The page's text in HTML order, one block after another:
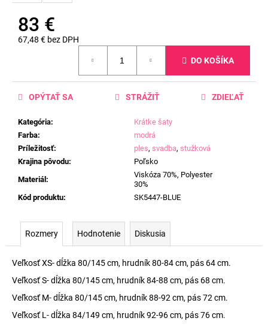
83 €
67,48 € bez DPH
DO KOŠÍKA
Kategória:
Krátke šaty
Farba:
modrá
Príležitosť: ples, svadba, stužková
Krajina pôvodu:
Poľsko
Materiál :
Viskóza 70%, Polyester
30%
Kód produktu: SK5447-BLUE
OPÝTAŤ SA STRÁŽIŤ ZDIEĽAŤ
Rozmery Hodnotenie Diskusia
Veľkosť XS- dĺžka 80/145 cm, hrudník 80-84 cm, pás 64 cm.
Veľkosť S- dĺžka 80/145 cm, hrudník 84-88 cm, pás 68 cm.
Veľkosť M- dĺžka 80/145 cm, hrudník 88-92 cm, pás 72 cm.
Veľkosť L- dĺžka 84/149 cm, hrudník 92-96 cm, pás 76 cm.